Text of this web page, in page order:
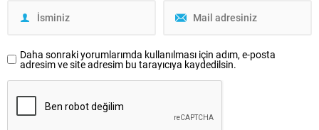
Daha sonraki yorumlarımda kullanılması için adım, e-posta
adresim ve site adresim bu tarayıcıya kaydedilsin.